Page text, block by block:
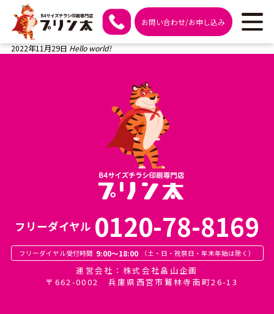
お問い合わせ/お申し込み
投稿者:admin
2022年11月29日Hello world!
フリーダイヤル 0120-78-8169
フリーダイヤル受付時間 9:00～18:00 （土・日・祝祭日・年末年始は除く）
運営会社：株式会社畠山企画
〒662-0002 兵庫県西宮市鷲林寺南町26-13